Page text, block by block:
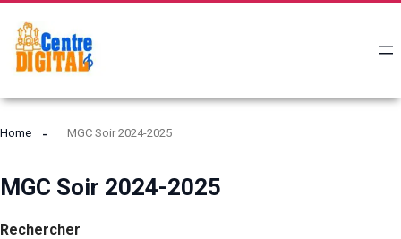
Home MGC Soir 2024-2025
MGC Soir 2024-2025
Rechercher